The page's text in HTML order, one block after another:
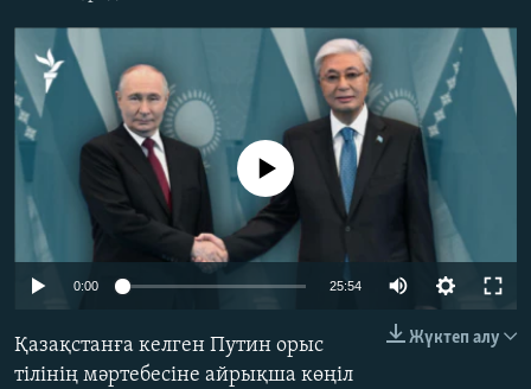
Русский
ЖАЗЫЛЫҢЫЗ
Басқа тілдерде
No media source currently available
0:00 25:54
Жүктеп алу
Қазақстанға келген Путин орыс
тілінің мәртебесіне айрықша көңіл